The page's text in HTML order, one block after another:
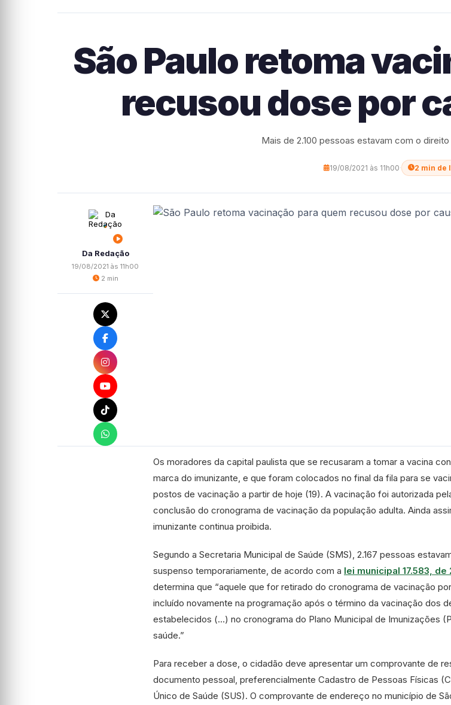
São Paulo retoma
recusou dose por
Mais de 2.100 pessoas estavam com o
19/08/2021 às 11h00· 2 min de
Da Redação
19/08/2021 às 11h00
2 min
Os moradores da capital paulista que se recusaram a tomar a vacina
marca do imunizante, e que foram colocados no final da fila para se
postos de vacinação a partir de hoje (19). A vacinação foi autorizada
conclusão do cronograma de vacinação da população adulta. Ainda
imunizante continua proibida.
Segundo a Secretaria Municipal de Saúde (SMS), 2.167 pessoas
suspenso temporariamente, de acordo com a lei municipal 17.583, de
determina que “aquele que for retirado do cronograma de vacinação
incluído novamente na programação após o término da vacinação dos
estabelecidos (…) no cronograma do Plano Municipal de Imunizações
saúde.”
Para receber a dose, o cidadão deve apresentar um comprovante de
documento pessoal, preferencialmente Cadastro de Pessoas Físicas
Único de Saúde (SUS). O comprovante de endereço no município de